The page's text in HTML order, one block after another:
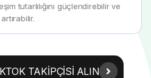
tutarlılığını güçlendirebilir ve
TAKIPÇISI ALIN